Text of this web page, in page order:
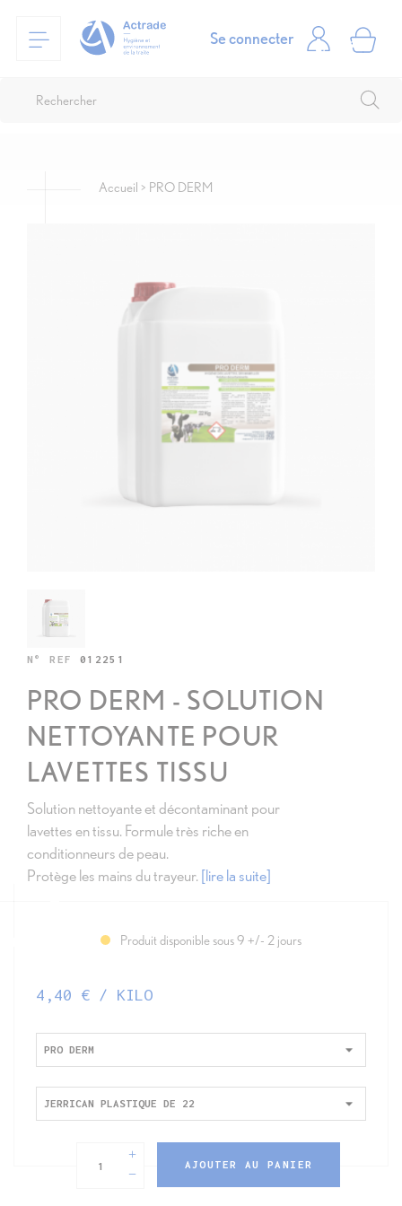
Se connecter
Accueil PRO DERM
N° REF 012251
PRO DERM - SOLUTION
NETTOYANTE POUR
LAVETTES TISSU
Solution nettoyante et décontaminant pour
lavettes en tissu. Formule très riche en
conditionneurs de peau.
Protège les mains du trayeur. [lire la suite]
Produit disponible sous 9 +/- 2 jours
4,40 € / KILO
AJOUTER AU PANIER